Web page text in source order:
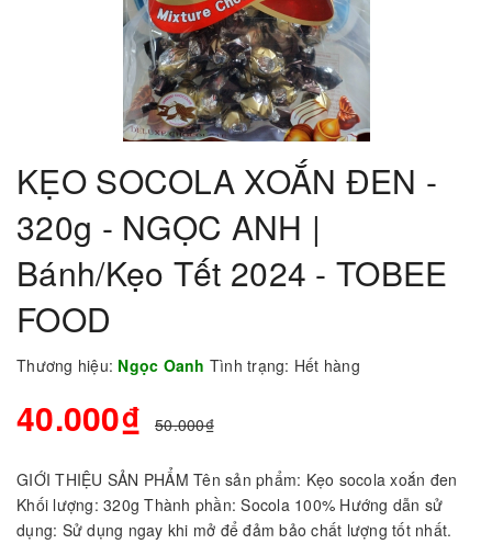
KẸO SOCOLA XOẮN ĐEN -
320g - NGỌC ANH |
Bánh/Kẹo Tết 2024 - TOBEE
FOOD
Thương hiệu: Ngọc Oanh Tình trạng: Hết hàng
40.000₫ 50.000₫
GIỚI THIỆU SẢN PHẨM Tên sản phẩm: Kẹo socola xoắn đen
Khối lượng: 320g Thành phần: Socola 100% Hướng dẫn sử
dụng: Sử dụng ngay khi mở để đảm bảo chất lượng tốt nhất.